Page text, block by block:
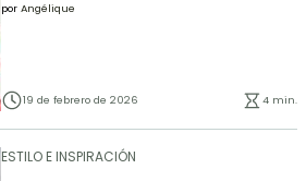
por Angélique
19 de febrero de 2026 4 min.
ESTILO E INSPIRACIÓN